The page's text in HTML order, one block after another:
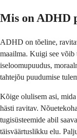
Mis on ADHD
ADHD on tõeline,
maailma. Kuigi see võib
iseloomupuudus,
tahtejõu puudumise
Kõige olulisem asi,
hästi ravitav.
tugisüsteemide abil
täisväärtuslikku elu.